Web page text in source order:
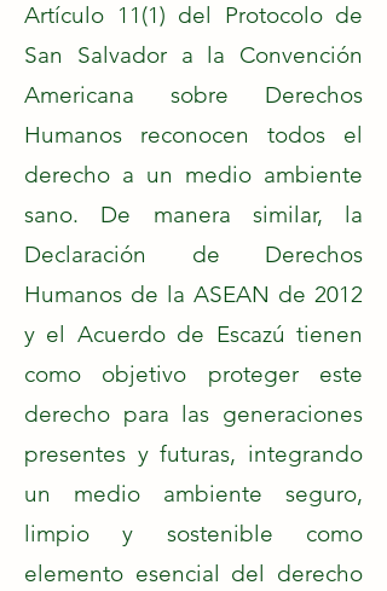
Artículo 11(1) del Protocolo de
San Salvador a la Convención
Americana sobre Derechos
Humanos reconocen todos el
derecho a un medio ambiente
sano. De manera similar, la
Declaración de Derechos
Humanos de la ASEAN de 2012
y el Acuerdo de Escazú tienen
como objetivo proteger este
derecho para las generaciones
presentes y futuras, integrando
un medio ambiente seguro,
limpio y sostenible como
elemento esencial del derecho